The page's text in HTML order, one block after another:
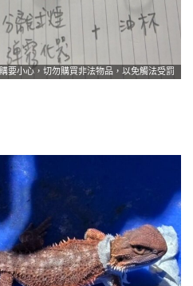
要小心，切勿購買非法物品，以免觸法受罰